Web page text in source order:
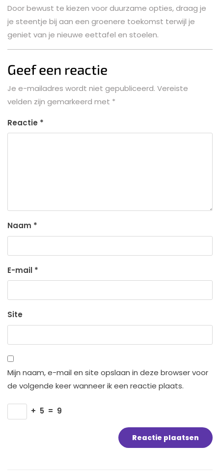
Door bewust te kiezen voor duurzame opties, draag je
je steentje bij aan een groenere toekomst terwijl je
geniet van je nieuwe eettafel en stoelen.
Geef een reactie
Je e-mailadres wordt niet gepubliceerd. Vereiste
velden zijn gemarkeerd met *
Reactie *
Naam *
E-mail *
Site
Mijn naam, e-mail en site opslaan in deze browser voor
de volgende keer wanneer ik een reactie plaats.
+ 5 = 9